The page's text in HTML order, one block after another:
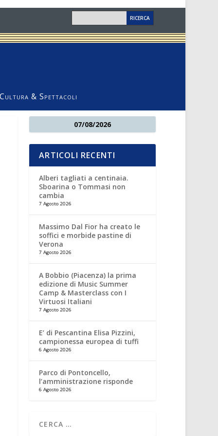
Cultura & Spettacoli
07/08/2026
ARTICOLI RECENTI
Alberi tagliati a centinaia.
Sboarina o Tommasi non
cambia
7 Agosto 2026
Massimo Dal Fior ha creato le
soffici e morbide pastine di
Verona
7 Agosto 2026
A Bobbio (Piacenza) la prima
edizione di Music Summer
Camp & Masterclass con I
Virtuosi Italiani
7 Agosto 2026
E’ di Pescantina Elisa Pizzini,
campionessa europea di tuffi
6 Agosto 2026
Parco di Pontoncello,
l’amministrazione risponde
6 Agosto 2026